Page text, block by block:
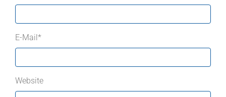
E-Mail*
Website